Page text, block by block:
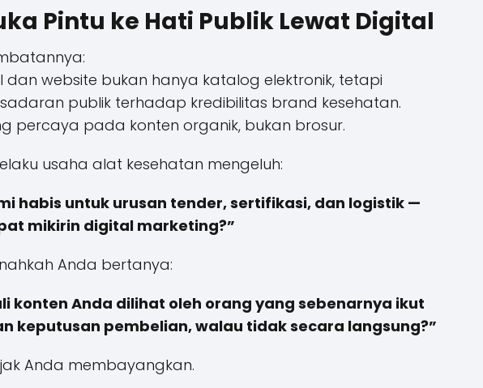
Pintu ke Hati Publik Lewat Digital
dan website bukan hanya katalog elektronik, tetapi
publik terhadap kredibilitas brand kesehatan.
percaya pada konten organik, bukan brosur.
usaha alat kesehatan mengeluh:
habis untuk urusan tender, sertifikasi, dan logistik —
mikirin digital marketing?”
Anda bertanya:
konten Anda dilihat oleh orang yang sebenarnya ikut
keputusan pembelian, walau tidak secara langsung?”
Anda membayangkan.